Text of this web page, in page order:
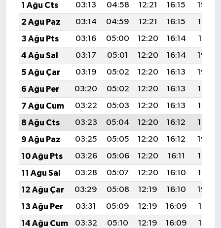
1 Ağu Cts
03:13 04:58 12:21 16:15
19:34
2 Ağu Paz
03:14 04:59 12:21 16:15
19:33
3 Ağu Pts
03:16 05:00 12:20 16:14
19:31
4 Ağu Sal
03:17 05:01 12:20 16:14
19:30
5 Ağu Çar
03:19 05:02 12:20 16:13
19:29
6 Ağu Per
03:20 05:02 12:20 16:13
19:28
7 Ağu Cum
03:22 05:03 12:20 16:13
19:27
8 Ağu Cts
03:23 05:04 12:20 16:12
19:25
9 Ağu Paz
03:25 05:05 12:20 16:12
19:24
10 Ağu Pts
03:26 05:06 12:20 16:11
19:23
11 Ağu Sal
03:28 05:07 12:20 16:10
19:22
12 Ağu Çar
03:29 05:08 12:19 16:10
19:20
13 Ağu Per
03:31 05:09 12:19 16:09
19:19
14 Ağu Cum
03:32 05:10 12:19 16:09
19:18